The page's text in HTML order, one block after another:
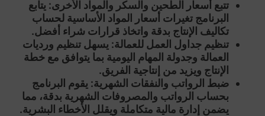
تتبع أسعار الطحين والسكر والمواد الأخرى: يتابع
البرنامج تغيرات أسعار المواد الأساسية لحساب
تكاليف الإنتاج بدقة واتخاذ قرارات شراء أفضل.
تنظيم جداول العمل للعمالة: يسهل تنظيم ورديات
العمالة وجدولة المهام اليومية بما يتوافق مع خطة
الإنتاج ويزيد من إنتاجية الفريق.
ضبط الرواتب والنفقات الشهرية: يقوم البرنامج
بحساب الرواتب والمصروفات الشهرية بدقة، مما
يضمن إدارة مالية متكاملة ويقلل الأخطاء البشرية.